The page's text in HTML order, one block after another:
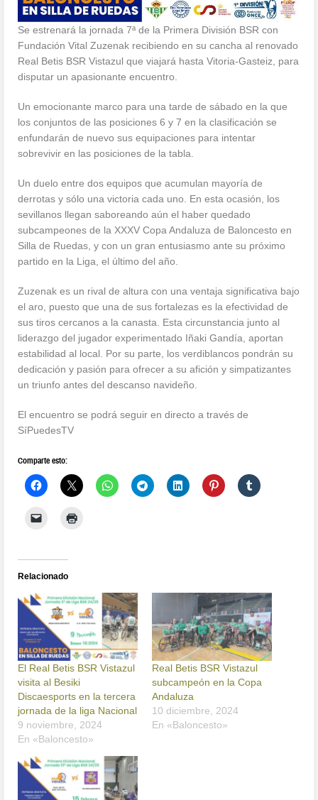
Se estrenará la jornada 7ª de la Primera División BSR con
Fundación Vital Zuzenak recibiendo en su cancha al renovado
Real Betis BSR Vistazul que viajará hasta Vitoria-Gasteiz, para
disputar un apasionante encuentro.
Un emocionante marco para una tarde de sábado en la que
los conjuntos de las posiciones 6 y 7 en la clasificación se
enfundarán de nuevo sus equipaciones para intentar
sobrevivir en las posiciones de la tabla.
Un duelo entre dos equipos que acumulan mayoría de
derrotas y sólo una victoria cada uno. En esta ocasión, los
sevillanos llegan saboreando aún el haber quedado
subcampeones de la XXXV Copa Andaluza de Baloncesto en
Silla de Ruedas, y con un gran entusiasmo ante su próximo
partido en la Liga, el último del año.
Zuzenak es un rival de altura con una ventaja significativa bajo
el aro, puesto que una de sus fortalezas es la efectividad de
sus tiros cercanos a la canasta. Esta circunstancia junto al
liderazgo del jugador experimentado Iñaki Gandía, aportan
estabilidad al local. Por su parte, los verdiblancos pondrán su
dedicación y pasión para ofrecer a su afición y simpatizantes
un triunfo antes del descanso navideño.
El encuentro se podrá seguir en directo a través de
SíPuedesTV
Comparte esto:
Relacionado
El Real Betis BSR Vistazul
visita al Besiki
Discaesports en la tercera
jornada de la liga Nacional
9 noviembre, 2024
En «Baloncesto»
Real Betis BSR Vistazul
subcampeón en la Copa
Andaluza
10 diciembre, 2024
En «Baloncesto»